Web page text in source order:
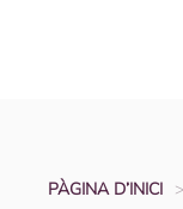
PÀGINA D’INICI